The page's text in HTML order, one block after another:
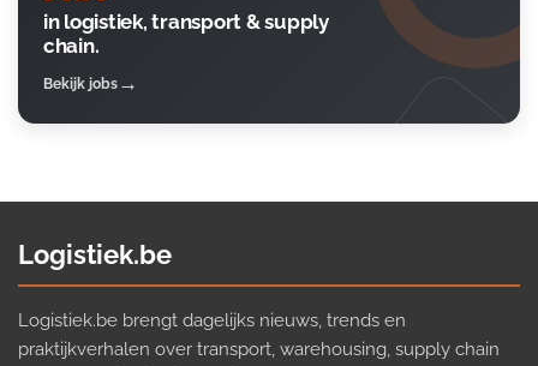
in logistiek, transport & supply
chain.
Bekijk jobs
Logistiek.be
Logistiek.be brengt dagelijks nieuws, trends en
praktijkverhalen over transport, warehousing, supply chain